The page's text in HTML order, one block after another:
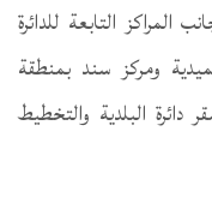
إلى جانب المراكز التابعة للدائرة
ومركز سند بمنطقة
دائرة البلدية والتخطيط